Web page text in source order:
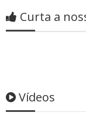
Curta a
Vídeos